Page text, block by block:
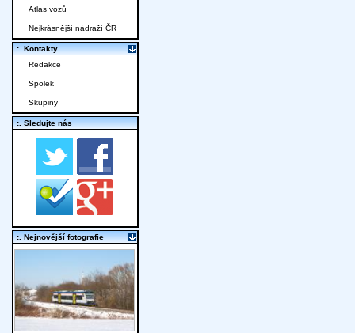
Atlas vozů
Nejkrásnější nádraží ČR
:. Kontakty
Redakce
Spolek
Skupiny
:. Sledujte nás
:. Nejnovější fotografie